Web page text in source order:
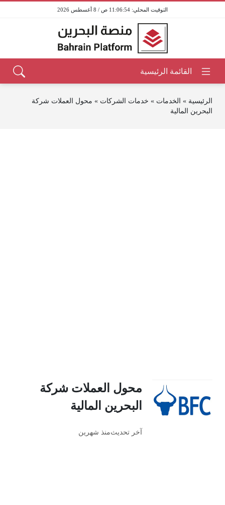
11:06:54 ص / 8 أغسطس 2026
الرئيسية » الخدمات » خدمات الشركات » محول العملات شركة
البحرين المالية
محول العملات شركة
البحرين المالية
آخر تحديثمنذ شهرين